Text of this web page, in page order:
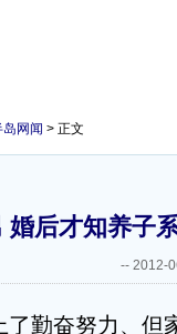
岛网闻 > 正文
后才知养子
-- 2012-
勤奋努力、但